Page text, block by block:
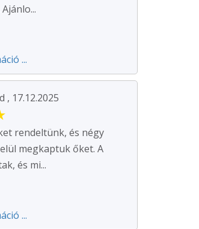
...
, 17.12.2025
rendeltünk, és négy
megkaptuk őket. A
és mi...
...